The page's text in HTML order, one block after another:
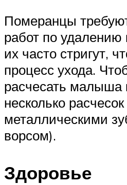
Померанцы
работ по удалению
их часто стригут,
процесс ухода.
расчесать малыша
несколько
металлическими
ворсом).
Здоровье